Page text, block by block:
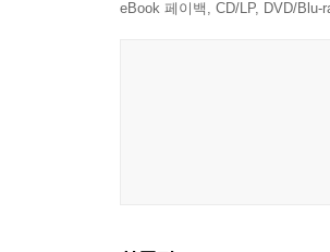
eBook 페이백, CD/LP, DVD/